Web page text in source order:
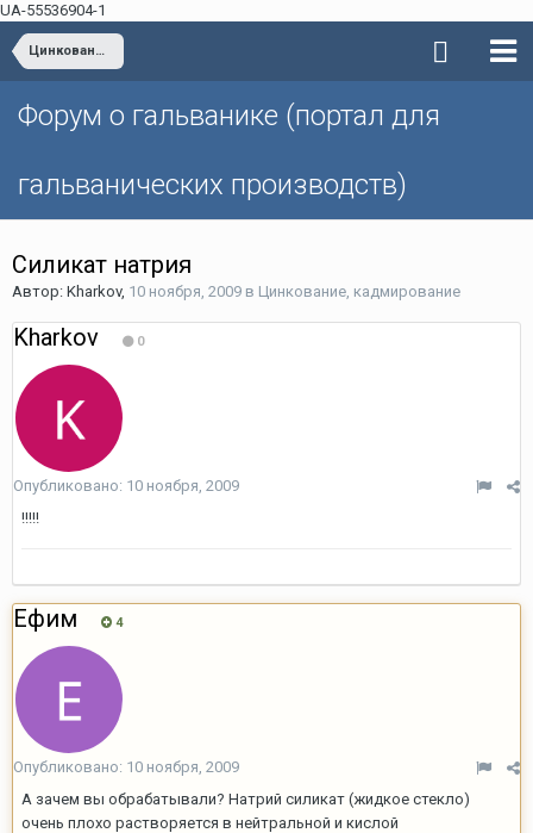
UA-55536904-1
Цинкование, кадмирование
Форум о гальванике (портал для
гальванических производств)
Силикат натрия
Автор: Kharkov, 10 ноября, 2009 в Цинкование, кадмирование
Kharkov 0
Опубликовано: 10 ноября, 2009
!!!!!
Ефим 4
Опубликовано: 10 ноября, 2009
А зачем вы обрабатывали? Натрий силикат (жидкое стекло)
очень плохо растворяется в нейтральной и кислой